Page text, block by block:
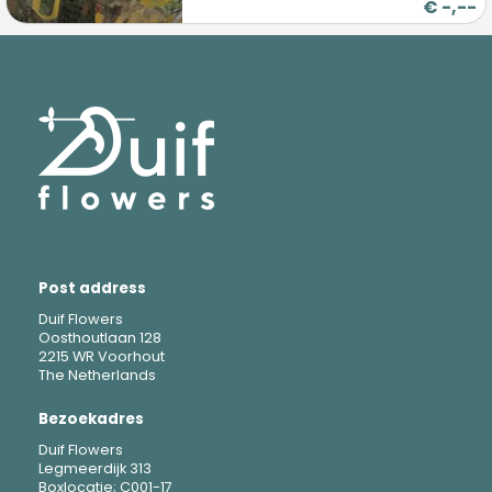
€ -,--
Post address
Duif Flowers
Oosthoutlaan 128
2215 WR Voorhout
The Netherlands
Bezoekadres
Duif Flowers
Legmeerdijk 313
Boxlocatie; C001-17